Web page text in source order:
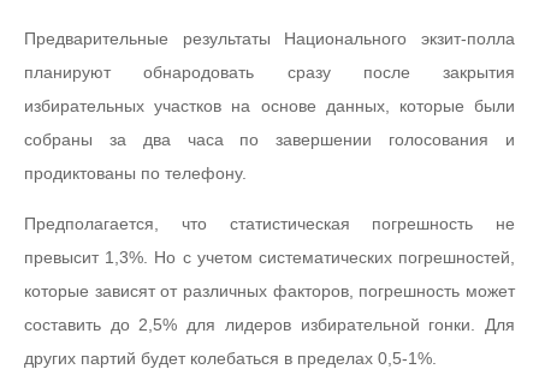
Предварительные результаты Национального экзит-полла
планируют обнародовать сразу после закрытия
избирательных участков на основе данных, которые были
собраны за два часа по завершении голосования и
продиктованы по телефону.
Предполагается, что статистическая погрешность не
превысит 1,3%. Но с учетом систематических погрешностей,
которые зависят от различных факторов, погрешность может
составить до 2,5% для лидеров избирательной гонки. Для
других партий будет колебаться в пределах 0,5-1%.